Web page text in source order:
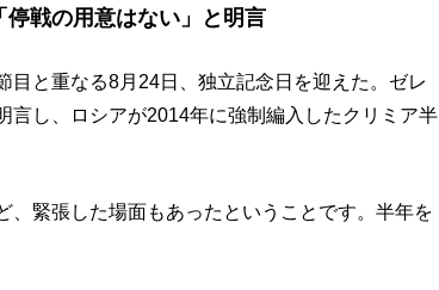
戦の用意はない」と明言
目と重なる8月24日、独立記念日を迎えた。ゼレ
言し、ロシアが2014年に強制編入したクリミア半
、緊張した場面もあったということです。半年を